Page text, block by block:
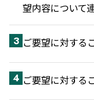
望内容について
3 ご要望に対する
4 ご要望に対する